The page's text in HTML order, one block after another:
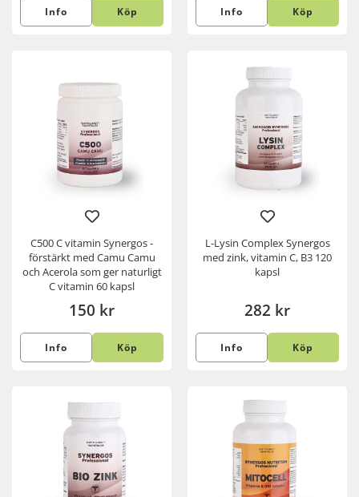
Info Köp Info Köp
C500 C vitamin Synergos -
förstärkt med Camu Camu
och Acerola som ger naturligt
C vitamin 60 kapsl
150 kr
Info Köp
L-Lysin Complex Synergos
med zink, vitamin C, B3 120
kapsl
282 kr
Info Köp